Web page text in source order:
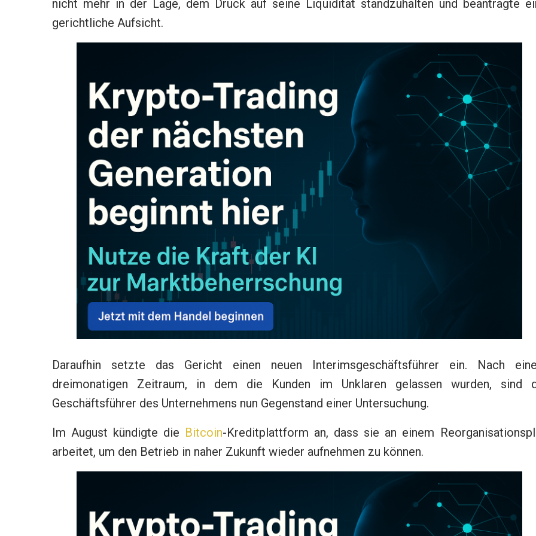
nicht mehr in der Lage, dem Druck auf seine Liquidität standzuhalten und beantragte
gerichtliche Aufsicht.
Daraufhin setzte das Gericht einen neuen Interimsgeschäftsführer ein. Nach
dreimonatigen Zeitraum, in dem die Kunden im Unklaren gelassen wurden, sind
Geschäftsführer des Unternehmens nun Gegenstand einer Untersuchung.
Im August kündigte die Bitcoin-Kreditplattform an, dass sie an einem
arbeitet, um den Betrieb in naher Zukunft wieder aufnehmen zu können.